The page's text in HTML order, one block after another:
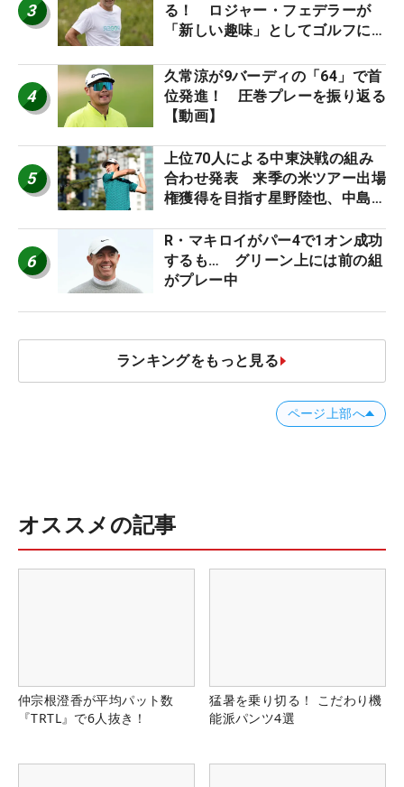
3
る！ ロジャー・フェデラーが
「新しい趣味」としてゴルフに挑
4
久常涼が9バーディの「64」で首
位発進！ 圧巻プレーを振り返る
【動画】
5
上位70人による中東決戦の組み
合わせ発表 来季の米ツアー出場
権獲得を目指す星野陸也、中島啓
6
R・マキロイがパー4で1オン成功
するも… グリーン上には前の組
がプレー中
ランキングをもっと見る
ページ上部へ
オススメの記事
仲宗根澄香が平均パット数
『TRTL』で6人抜き！
猛暑を乗り切る！ こだわり機
能派パンツ4選